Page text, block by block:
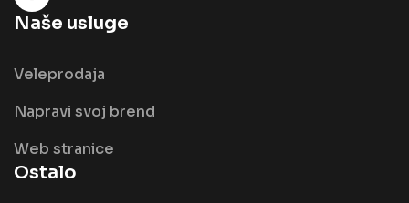
Naše usluge
Veleprodaja
Napravi svoj brend
Web stranice
Ostalo